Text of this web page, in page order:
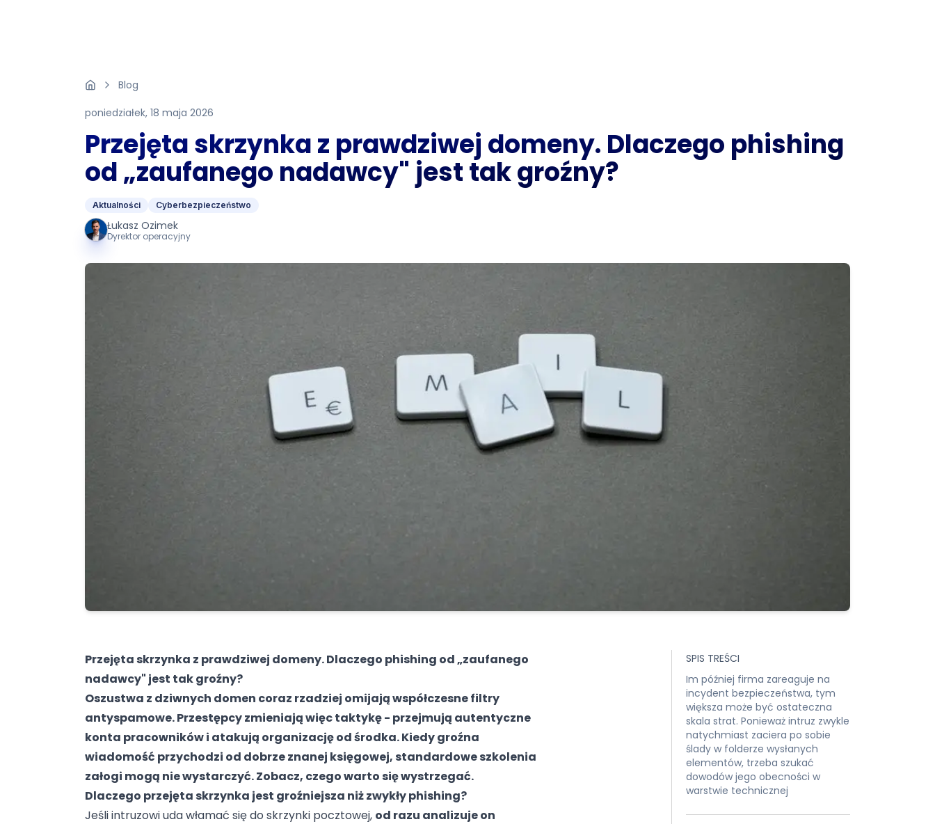
Blog
poniedziałek, 18 maja 2026
Przejęta skrzynka z prawdziwej domeny. Dlaczego phishing
od „zaufanego nadawcy" jest tak groźny?
Aktualności Cyberbezpieczeństwo
Łukasz Ozimek
Dyrektor operacyjny
Przejęta skrzynka z prawdziwej domeny. Dlaczego phishing od „zaufanego
nadawcy" jest tak groźny?
Oszustwa z dziwnych domen coraz rzadziej omijają współczesne filtry
antyspamowe. Przestępcy zmieniają więc taktykę - przejmują autentyczne
konta pracowników i atakują organizację od środka. Kiedy groźna
wiadomość przychodzi od dobrze znanej księgowej, standardowe szkolenia
załogi mogą nie wystarczyć. Zobacz, czego warto się wystrzegać.
Dlaczego przejęta skrzynka jest groźniejsza niż zwykły phishing?
Jeśli intruzowi uda włamać się do skrzynki pocztowej, od razu analizuje on
SPIS TREŚCI
Im później firma zareaguje na
incydent bezpieczeństwa, tym
większa może być ostateczna
skala strat. Ponieważ intruz zwykle
natychmiast zaciera po sobie
ślady w folderze wysłanych
elementów, trzeba szukać
dowodów jego obecności w
warstwie technicznej